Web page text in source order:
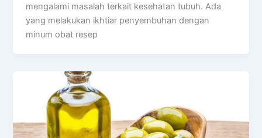
mengalami masalah terkait kesehatan tubuh. Ada
yang melakukan ikhtiar penyembuhan dengan
minum obat resep